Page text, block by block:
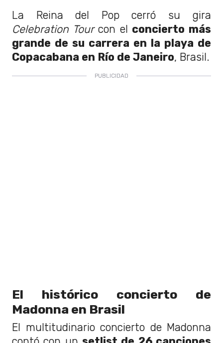
La Reina del Pop cerró su gira
Celebration Tourcon el concierto más
grande de su carrera en la playa de
Copacabana en Río de Janeiro, Brasil.
El histórico concierto de
Madonna en Brasil
El multitudinario concierto de Madonna